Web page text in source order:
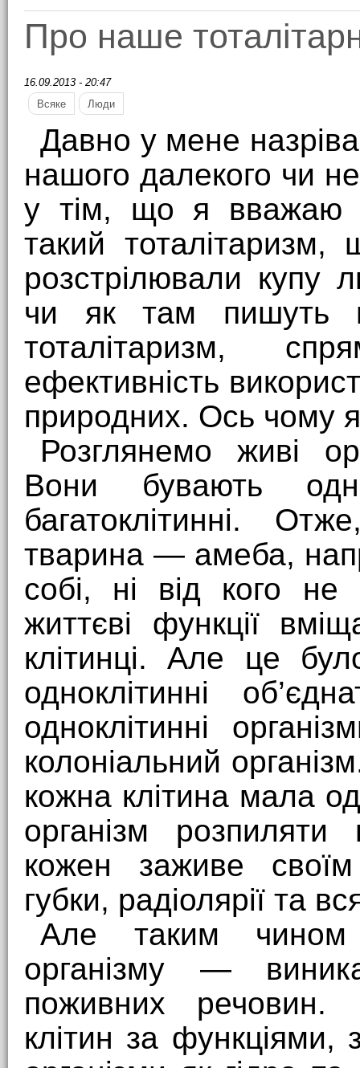
Про наше
16.09.2013 - 20:47
Всяке
Люди
Давно у мене
нашого далекого чи
у тім, що я вважаю
такий
розстрілювали купу
чи як там пишуть в
тоталітаризм,
ефективність
природних. Ось чому
Розглянемо живі
Вони бувають
багатоклітинні.
тварина — амеба,
собі, ні від кого
життєві функції
клітинці. Але це
одноклітинні
одноклітинні
колоніальний
кожна клітина мала
організм
кожен заживе
губки, радіолярії та
Але таким чином
організму —
поживних речовин.
клітин за функціями,